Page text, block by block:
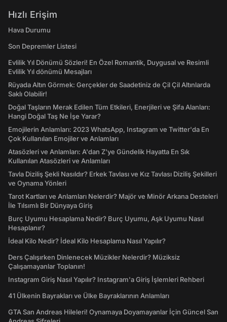
Hızlı Erişim
Hava Durumu
Son Depremler Listesi
Evlilik Yıl Dönümü Sözleri! En Özel Romantik, Duygusal ve Resimli
Evlilik Yıl dönümü Mesajları
Rüyada Altın Görmek: Gerçekler de Saadetiniz de Çil Çil Altınlarda
Saklı Olabilir!
Doğal Taşların Merak Edilen Tüm Etkileri, Enerjileri ve Şifa Alanları:
Hangi Doğal Taş Ne İşe Yarar?
Emojilerin Anlamları: 2023 WhatsApp, Instagram ve Twitter'da En
Çok Kullanılan Emojiler ve Anlamları
Atasözleri ve Anlamları: A'dan Z'ye Gündelik Hayatta En Sık
Kullanılan Atasözleri ve Anlamları
Tavla Diziliş Şekli Nasıldır? Erkek Tavlası ve Kız Tavlası Diziliş Şekilleri
ve Oynama Yönleri
Tarot Kartları ve Anlamları Nelerdir? Majör ve Minör Arkana Desteleri
İle Tılsımlı Bir Dünyaya Giriş
Burç Uyumu Hesaplama Nedir? Burç Uyumu, Aşk Uyumu Nasıl
Hesaplanır?
İdeal Kilo Nedir? İdeal Kilo Hesaplama Nasıl Yapılır?
Ders Çalışırken Dinlenecek Müzikler Nelerdir? Müziksiz
Çalışamayanlar Toplanın!
Instagram Giriş Nasıl Yapılır? Instagram'a Giriş İşlemleri Rehberi
41 Ülkenin Bayrakları ve Ülke Bayraklarının Anlamları
GTA San Andreas Hileleri! Oynamaya Doyamayanlar İçin Güncel San